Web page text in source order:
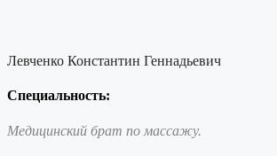
Левченко Константин Геннадьевич
Специальность:
Медицинский брат по массажу.